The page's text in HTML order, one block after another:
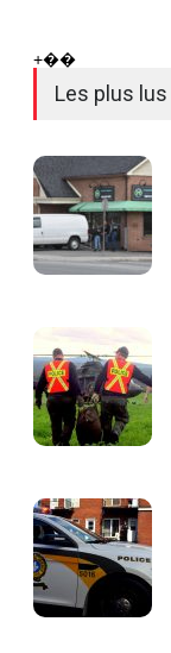
+��
Les plus lus